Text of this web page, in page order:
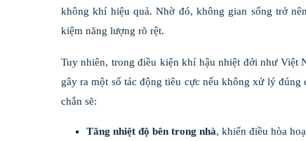
không khí hiệu quả. Nhờ đó, không gian sống trở
kiệm năng lượng rõ rệt.
Tuy nhiên, trong điều kiện khí hậu nhiệt đới như Việt
gây ra một số tác động tiêu cực nếu không xử lý
chắn sẽ:
Tăng nhiệt độ bên trong nhà, khiến điều hòa